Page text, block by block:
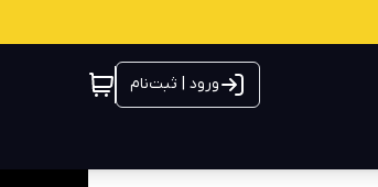
ورود | ثبت‌نام